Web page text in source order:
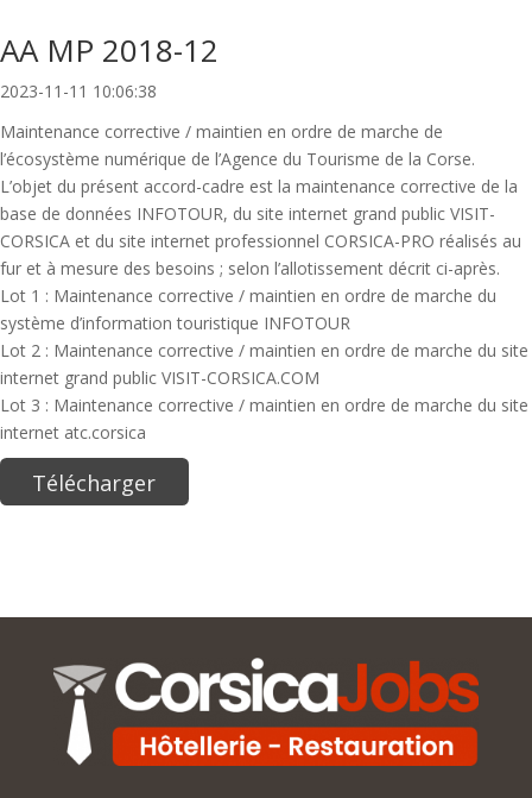
AA MP 2018-12
2023-11-11 10:06:38
Maintenance corrective / maintien en ordre de marche de
l’écosystème numérique de l’Agence du Tourisme de la Corse.
L’objet du présent accord-cadre est la maintenance corrective de la
base de données INFOTOUR, du site internet grand public VISIT-
CORSICA et du site internet professionnel CORSICA-PRO réalisés au
fur et à mesure des besoins ; selon l’allotissement décrit ci-après.
Lot 1 : Maintenance corrective / maintien en ordre de marche du
système d’information touristique INFOTOUR
Lot 2 : Maintenance corrective / maintien en ordre de marche du site
internet grand public VISIT-CORSICA.COM
Lot 3 : Maintenance corrective / maintien en ordre de marche du site
internet atc.corsica
Télécharger